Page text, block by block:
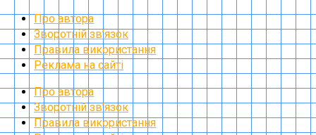
Про автора
Зворотній зв’язок
Правила використання
Реклама на сайті
Про автора
Зворотній зв’язок
Правила використання